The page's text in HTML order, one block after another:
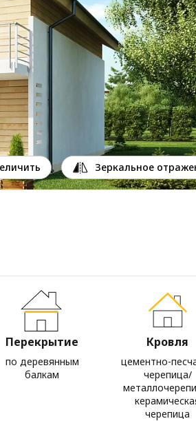
Зеркальное
Перекрытие
по деревянным
балкам
Кровля
цементно-
черепица/
черепица